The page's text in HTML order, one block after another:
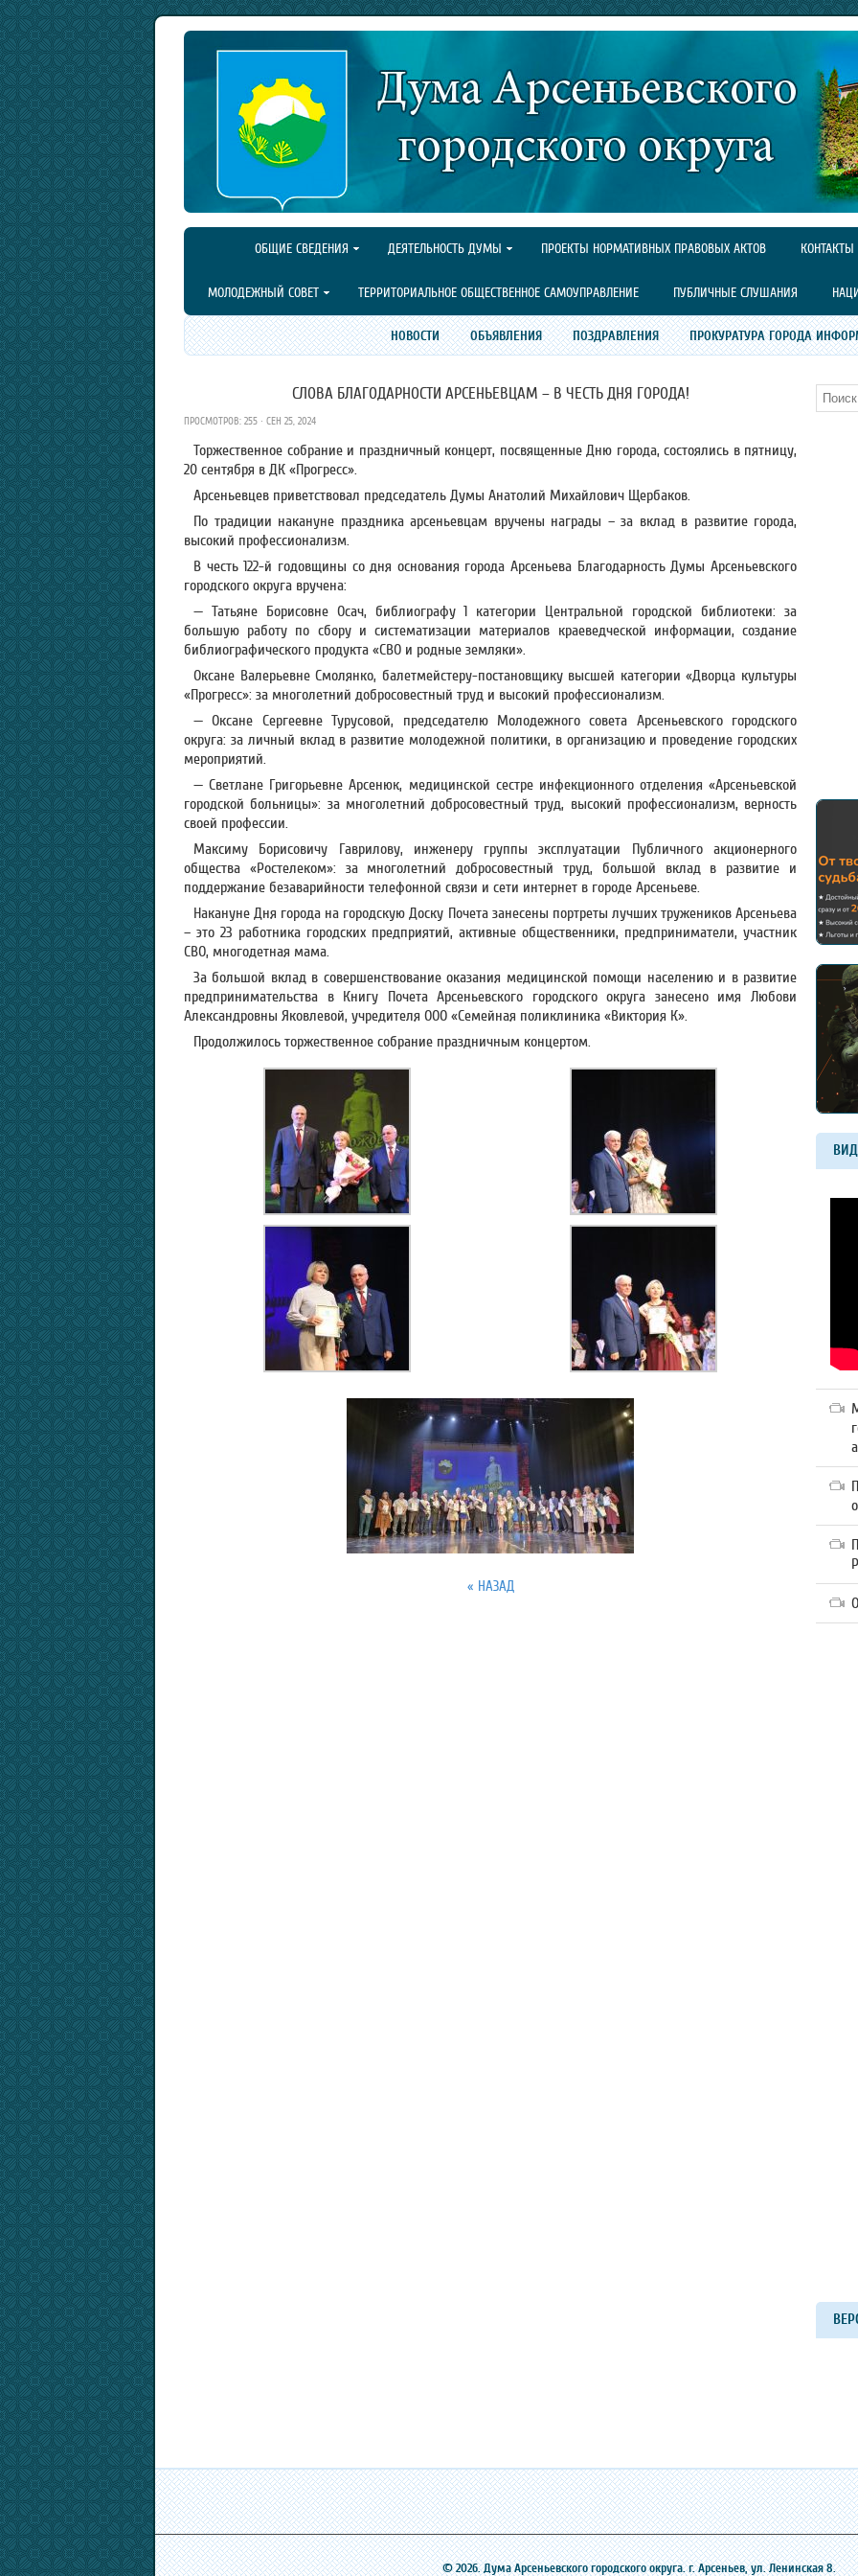
ОБЩИЕ СВЕДЕНИЯ ДЕЯТЕЛЬНОСТЬ ДУМЫ ПРОЕКТЫ НОРМАТИВНЫХ ПРАВОВЫХ АКТОВ КОНТАКТЫ
МОЛОДЕЖНЫЙ СОВЕТ ТЕРРИТОРИАЛЬНОЕ ОБЩЕСТВЕННОЕ САМОУПРАВЛЕНИЕ ПУБЛИЧНЫЕ СЛУШАНИЯ
НОВОСТИ ОБЪЯВЛЕНИЯ ПОЗДРАВЛЕНИЯ ПРОКУРАТУРА ГОРОДА
СЛОВА БЛАГОДАРНОСТИ АРСЕНЬЕВЦАМ – В ЧЕСТЬ ДНЯ ГОРОДА!
ПРОСМОТРОВ: 255 · СЕН 25, 2024
Торжественное собрание и праздничный концерт, посвященные Дню города, состоялись в пятницу,
20 сентября в ДК «Прогресс».
Арсеньевцев приветствовал председатель Думы Анатолий Михайлович Щербаков.
По традиции накануне праздника арсеньевцам вручены награды – за вклад в развитие города,
высокий профессионализм.
В честь 122-й годовщины со дня основания города Арсеньева Благодарность Думы Арсеньевского
городского округа вручена:
— Татьяне Борисовне Осач, библиографу 1 категории Центральной городской библиотеки: за
большую работу по сбору и систематизации материалов краеведческой информации, создание
библиографического продукта «СВО и родные земляки».
Оксане Валерьевне Смолянко, балетмейстеру-постановщику высшей категории «Дворца культуры
«Прогресс»: за многолетний добросовестный труд и высокий профессионализм.
— Оксане Сергеевне Турусовой, председателю Молодежного совета Арсеньевского городского
округа: за личный вклад в развитие молодежной политики, в организацию и проведение городских
мероприятий.
— Светлане Григорьевне Арсенюк, медицинской сестре инфекционного отделения «Арсеньевской
городской больницы»: за многолетний добросовестный труд, высокий профессионализм, верность
своей профессии.
Максиму Борисовичу Гаврилову, инженеру группы эксплуатации Публичного акционерного
общества «Ростелеком»: за многолетний добросовестный труд, большой вклад в развитие и
поддержание безаварийности телефонной связи и сети интернет в городе Арсеньеве.
Накануне Дня города на городскую Доску Почета занесены портреты лучших тружеников Арсеньева
– это 23 работника городских предприятий, активные общественники, предприниматели, участник
СВО, многодетная мама.
За большой вклад в совершенствование оказания медицинской помощи населению и в развитие
предпринимательства в Книгу Почета Арсеньевского городского округа занесено имя Любови
Александровны Яковлевой, учредителя ООО «Семейная поликлиника «Виктория К».
Продолжилось торжественное собрание праздничным концертом.
« НАЗАД
Поиск
© 2026. Дума Арсеньевского городского округа. г. Арсеньев, ‎ул. Ленинская 8.